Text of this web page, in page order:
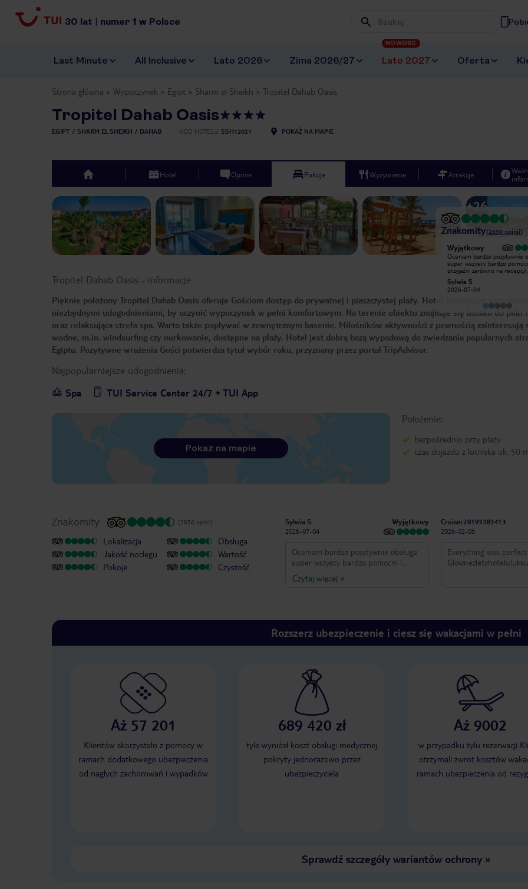
30 lat | numer 1 w Polsce Wpisz frazę, której szukasz
Last Minute All Inclusive Lato 2026 Zima 2026/27 Lato 2027
NOWOŚĆ
Oferta
Strona główna Wypoczynek Egipt Sharm el Sheikh Tropitel Dahab Oasis
Tropitel Dahab Oasis
EGIPT SHARM EL SHEIKH DAHAB KOD HOTELU SSH12021 POKAŻ NA MAPIE
top Hotel Opinie Pokoje Wyżywienie Atrakcje
Previous slide +26
Znakomity(2850 opinii)
Wyjątkowy
Hotel Tropitel Dahab to wspaniałe
Animatorzy dbają o to, aby nikt się
nie nudził, oferując wiele atrakcji w
ciągu dnia i wieczorami. Teren hotelu
jest bardzo ciekawie i estetycznie
zagospodarowany, co sprzyja
spacerom i relaksowi. Zdecydowanie
polecam! 😀😀😀😀
Wyjątkowy
Oceniam bardzo pozytywnie
super wszyscy bardzo
przyjaźni zarówno na recepcji ,
oferują dużo zabaw gier i
wieczorem. Pokoje czyste
Sylwia S
2026-07-04
Tropitel Dahab Oasis - informacje
Pięknie położony Tropitel Dahab Oasis oferuje Gościom dostęp do prywatnej i piaszczystej plaży. Hotel dysponuje wszystkimi
niezbędnymi udogodnieniami, by uczynić wypoczynek w pełni komfortowym. Na terenie obiektu znajduje się boisko do piłki
oraz relaksująca strefa spa. Warto także popływać w zewnętrznym basenie. Miłośników aktywności z pewnością zainteresują
wodne, m.in. windsurfing czy nurkowanie, dostępne na plaży. Hotel jest dobrą bazą wypadową do zwiedzania popularnych
Egiptu. Pozytywne wrażenia Gości potwierdza tytuł wybór roku, przyznany przez portal TripAdvisor.
Najpopularniejsze udogodnienia:
Spa
TUI Service Center 24/7 + TUI App
Położenie:
bezpośrednio przy plaży
czas dojazdu z lotniska ok. 50
Pokaż na mapie
Znakomity (2850 opinii)
Lokalizacja
Jakość noclegu
Pokoje
Obsługa
Wartość
Czystość
Sylwia S
2026-07-04
Wyjątkowy
Oceniam bardzo pozytywnie obsługa
super wszyscy bardzo pomocni i
przyjaźni zarówno na recepcji ,
stołówce przy basenie. Animatorzy
Czytaj więcej »
Cruiser28193383413
2026-02-06
Everything was perfect
Rozszerz ubezpieczenie i ciesz się wakacjami w pełni
Aż 57 201
Klientów skorzystało z pomocy w
ramach dodatkowego ubezpieczenia
od nagłych zachorowań i wypadków
689 420 zł
tyle wyniósł koszt obsługi medycznej
pokryty jednorazowo przez
ubezpieczyciela
Aż 9002
w przypadku tylu rezerwacji
otrzymali zwrot kosztów
ramach ubezpieczenia od
Sprawdź szczegóły wariantów ochrony»